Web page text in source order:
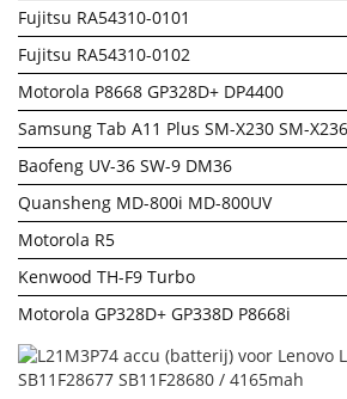
Fujitsu RA54310-0101
Fujitsu RA54310-0102
Motorola P8668 GP328D+ DP4400
Samsung Tab A11 Plus SM-X230 SM-X236
Baofeng UV-36 SW-9 DM36
Quansheng MD-800i MD-800UV
Motorola R5
Kenwood TH-F9 Turbo
Motorola GP328D+ GP338D P8668i